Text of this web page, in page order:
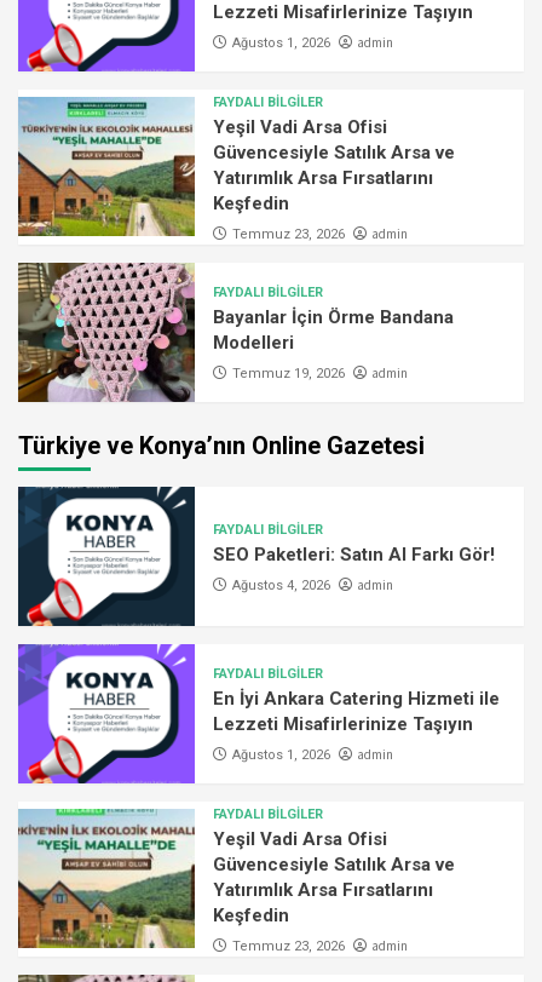
Lezzeti Misafirlerinize Taşıyın
Ağustos 1, 2026 admin
FAYDALI BİLGİLER
Yeşil Vadi Arsa Ofisi
Güvencesiyle Satılık Arsa ve
Yatırımlık Arsa Fırsatlarını
Keşfedin
Temmuz 23, 2026 admin
FAYDALI BİLGİLER
Bayanlar İçin Örme Bandana
Modelleri
Temmuz 19, 2026 admin
Türkiye ve Konya’nın Online Gazetesi
FAYDALI BİLGİLER
SEO Paketleri: Satın Al Farkı Gör!
Ağustos 4, 2026 admin
FAYDALI BİLGİLER
En İyi Ankara Catering Hizmeti ile
Lezzeti Misafirlerinize Taşıyın
Ağustos 1, 2026 admin
FAYDALI BİLGİLER
Yeşil Vadi Arsa Ofisi
Güvencesiyle Satılık Arsa ve
Yatırımlık Arsa Fırsatlarını
Keşfedin
Temmuz 23, 2026 admin